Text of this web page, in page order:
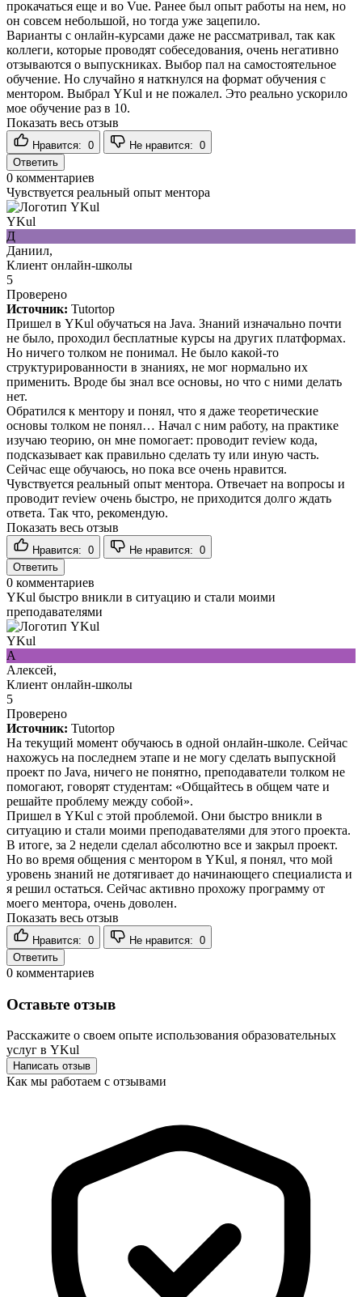
прокачаться еще и во Vue. Ранее был опыт работы на нем, но
он совсем небольшой, но тогда уже зацепило.
Варианты с онлайн-курсами даже не рассматривал, так как
коллеги, которые проводят собеседования, очень негативно
отзываются о выпускниках. Выбор пал на самостоятельное
обучение. Но случайно я наткнулся на формат обучения с
ментором. Выбрал YKul и не пожалел. Это реально ускорило
мое обучение раз в 10.
Показать весь отзыв
Нравится: 0 Не нравится: 0
Ответить
0 комментариев
Чувствуется реальный опыт ментора
YKul
Д
Даниил,
Клиент онлайн-школы
5
Проверено
Источник: Tutortop
Пришел в YKul обучаться на Java. Знаний изначально почти
не было, проходил бесплатные курсы на других платформах.
Но ничего толком не понимал. Не было какой-то
структурированности в знаниях, не мог нормально их
применить. Вроде бы знал все основы, но что с ними делать
нет.
Обратился к ментору и понял, что я даже теоретические
основы толком не понял… Начал с ним работу, на практике
изучаю теорию, он мне помогает: проводит review кода,
подсказывает как правильно сделать ту или иную часть.
Сейчас еще обучаюсь, но пока все очень нравится.
Чувствуется реальный опыт ментора. Отвечает на вопросы и
проводит review очень быстро, не приходится долго ждать
ответа. Так что, рекомендую.
Показать весь отзыв
Нравится: 0 Не нравится: 0
Ответить
0 комментариев
YKul быстро вникли в ситуацию и стали моими
преподавателями
YKul
А
Алексей,
Клиент онлайн-школы
5
Проверено
Источник: Tutortop
На текущий момент обучаюсь в одной онлайн-школе. Сейчас
нахожусь на последнем этапе и не могу сделать выпускной
проект по Java, ничего не понятно, преподаватели толком не
помогают, говорят студентам: «Общайтесь в общем чате и
решайте проблему между собой».
Пришел в YKul с этой проблемой. Они быстро вникли в
ситуацию и стали моими преподавателями для этого проекта.
В итоге, за 2 недели сделал абсолютно все и закрыл проект.
Но во время общения с ментором в YKul, я понял, что мой
уровень знаний не дотягивает до начинающего специалиста и
я решил остаться. Сейчас активно прохожу программу от
моего ментора, очень доволен.
Показать весь отзыв
Нравится: 0 Не нравится: 0
Ответить
0 комментариев
Оставьте отзыв
Расскажите о своем опыте использования образовательных
услуг в YKul
Написать отзыв
Как мы работаем с отзывами